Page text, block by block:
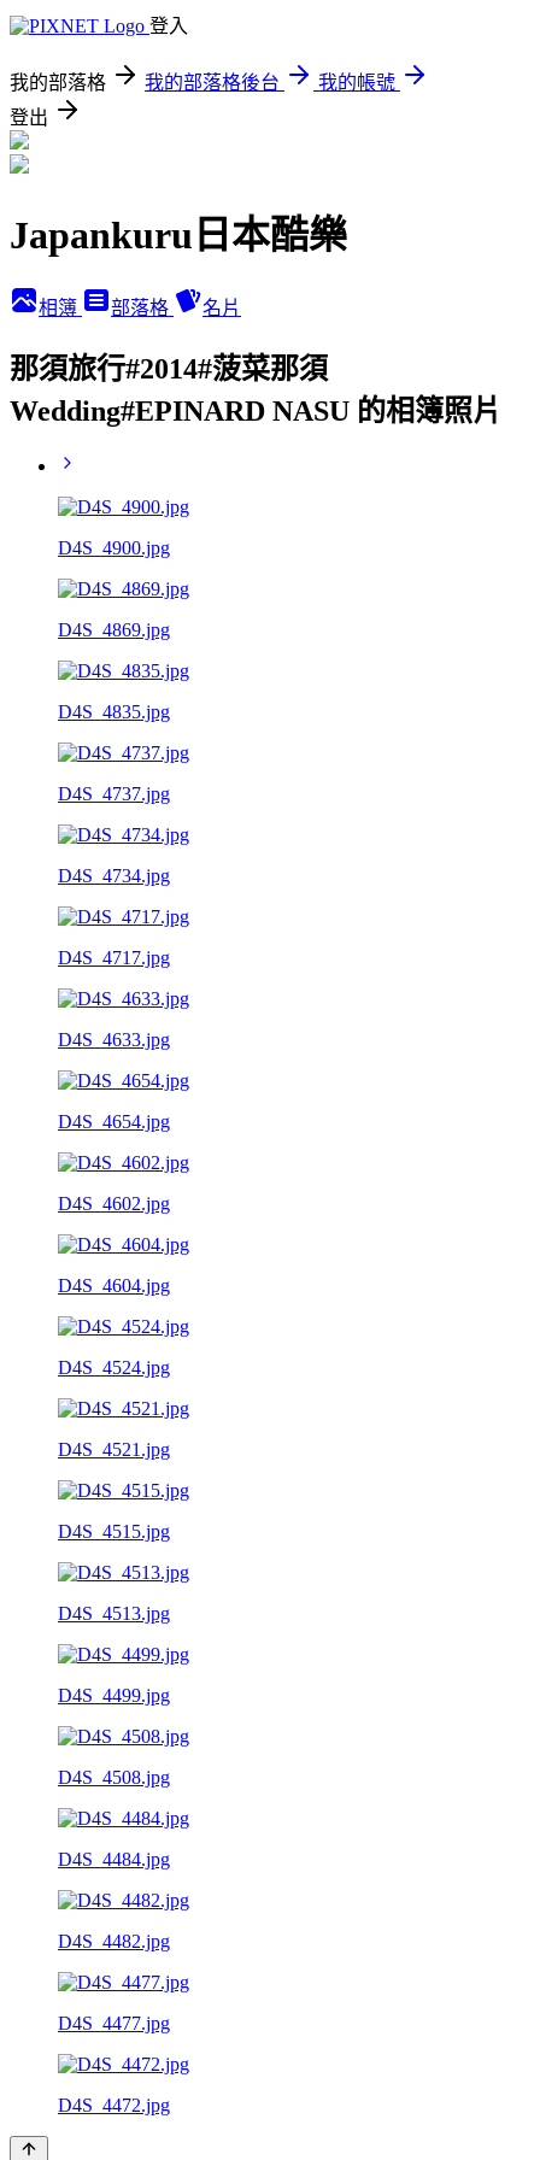
登入
我的部落格 我的部落格後台
我的帳號
登出
Japankuru日本酷樂
相簿 部落格 名片
那須旅行#2014#菠菜那須
Wedding#EPINARD NASU 的相簿照片
D4S_4900.jpg
D4S_4869.jpg
D4S_4835.jpg
D4S_4737.jpg
D4S_4734.jpg
D4S_4717.jpg
D4S_4633.jpg
D4S_4654.jpg
D4S_4602.jpg
D4S_4604.jpg
D4S_4524.jpg
D4S_4521.jpg
D4S_4515.jpg
D4S_4513.jpg
D4S_4499.jpg
D4S_4508.jpg
D4S_4484.jpg
D4S_4482.jpg
D4S_4477.jpg
D4S_4472.jpg